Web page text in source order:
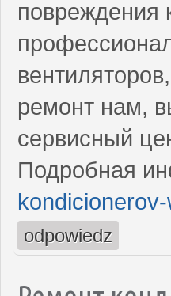
повреждения
ремонт нам,
сервисный
Подробная
odpowiedz